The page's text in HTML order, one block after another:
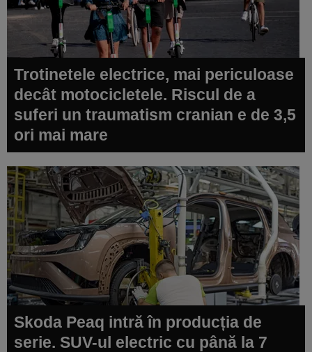
Trotinetele electrice, mai periculoase
decât motocicletele. Riscul de a
suferi un traumatism cranian e de 3,5
ori mai mare
Skoda Peaq intră în producția de
serie. SUV-ul electric cu până la 7